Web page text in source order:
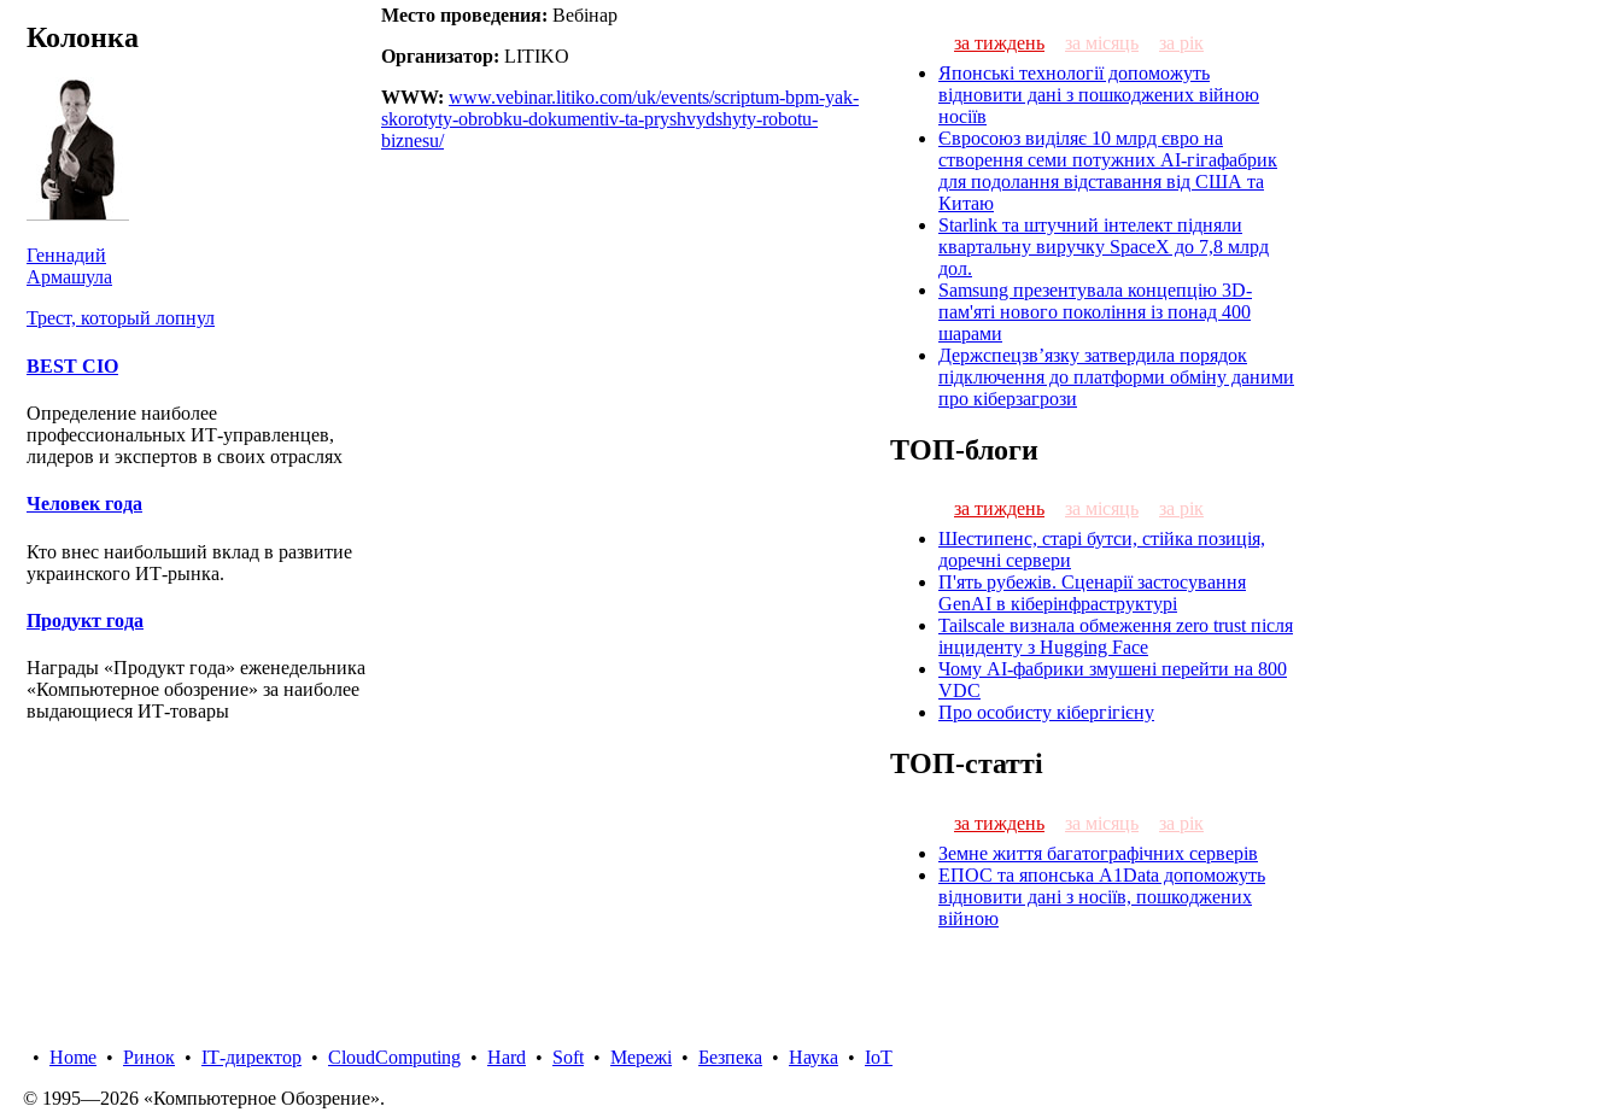
Колонка
Геннадий
Армашула
Трест, который лопнул
BEST CIO
Определение наиболее
профессиональных ИТ-управленцев,
лидеров и экспертов в своих отраслях
Человек года
Кто внес наибольший вклад в развитие
украинского ИТ-рынка.
Продукт года
Награды «Продукт года» еженедельника
«Компьютерное обозрение» за наиболее
выдающиеся ИТ-товары
Место проведения: Вебінар
Организатор: LITIKO
WWW: www.vebinar.litiko.com/uk/events/scriptum-bpm-yak-
skorotyty-obrobku-dokumentiv-ta-pryshvydshyty-robotu-
biznesu/
за тиждень за місяць
за рік
Японські технології допоможуть
відновити дані з пошкоджених війною
носіїв
Євросоюз виділяє 10 млрд євро на
створення семи потужних AI-гігафабрик
для подолання відставання від США та
Китаю
Starlink та штучний інтелект підняли
квартальну виручку SpaceX до 7,8 млрд
дол.
Samsung презентувала концепцію 3D-
пам'яті нового покоління із понад 400
шарами
Держспецзв’язку затвердила порядок
підключення до платформи обміну даними
про кіберзагрози
ТОП-блоги
за тиждень за місяць
за рік
Шестипенс, старі бутси, стійка позиція,
доречні сервери
П'ять рубежів. Сценарії застосування
GenAI в кіберінфраструктурі
Tailscale визнала обмеження zero trust після
інциденту з Hugging Face
Чому AI-фабрики змушені перейти на 800
VDC
Про особисту кібергігієну
ТОП-статті
за тиждень за місяць
за рік
Земне життя багатографічних серверів
ЕПОС та японська A1Data допоможуть
відновити дані з носіїв, пошкоджених
війною
• Home • Ринок • IТ-директор • CloudComputing • Hard • Soft • Мережі • Безпека • Наука • IoT
© 1995—2026 «Компьютерное Обозрение».